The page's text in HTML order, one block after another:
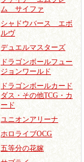
ム サイファ
シャドウバース エボ
ルヴ
デュエルマスターズ
ドラゴンボールフュー
ジョンワールド
ドラゴンボールカード
ダス・その他TCG・カ
ード
ユニオンアリーナ
ホロライブOCG
五等分の花嫁